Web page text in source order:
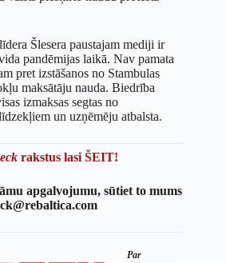
Šlesera paustajam mediji ir
pandēmijas laikā. Nav pamata
pret izstāšanos no Stambulas
maksātāju nauda. Biedrība
izmaksas segtas no
un uzņēmēju atbalsta.
rakstus lasi ŠEIT!
apgalvojumu, sūtiet to mums
Par